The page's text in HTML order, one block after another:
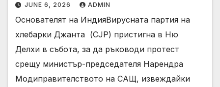
JUNE 6, 2026 ADMIN
Основателят на ИндияВирусната партия на
хлебарки Джанта ⁠ (CJP) пристигна в Ню
Делхи в събота, за да ръководи протест
срещу министър-председателя Нарендра
Модиправителството на САЩ, извеждайки